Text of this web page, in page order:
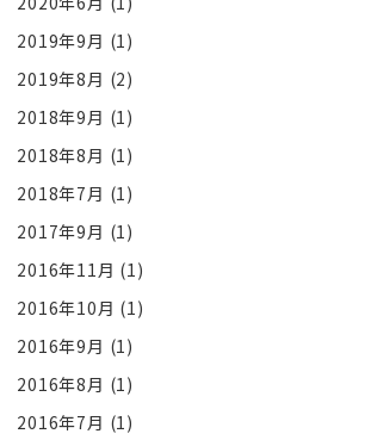
2019年9月 (1)
2019年8月 (2)
2018年9月 (1)
2018年8月 (1)
2018年7月 (1)
2017年9月 (1)
2016年11月 (1)
2016年10月 (1)
2016年9月 (1)
2016年8月 (1)
2016年7月 (1)